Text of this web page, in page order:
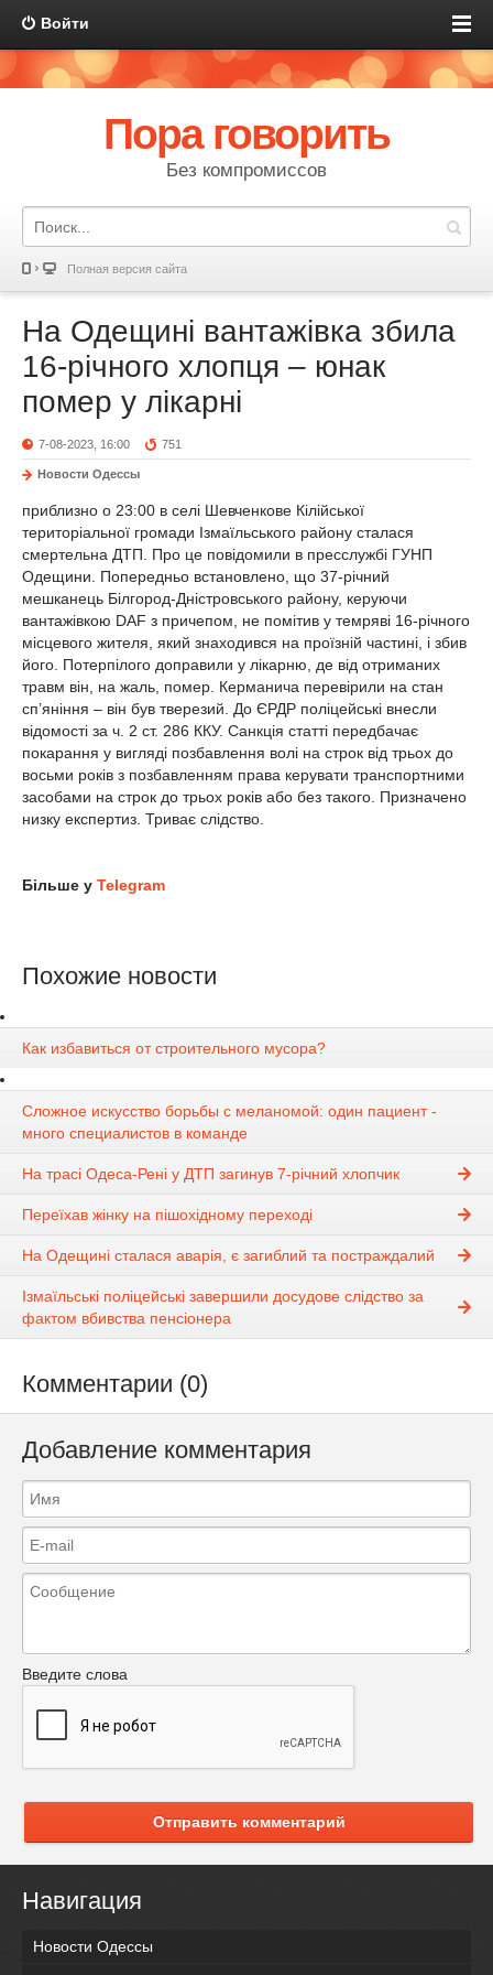
Войти
Пора говорить
Без компромиссов
Полная версия сайта
На Одещині вантажівка збила
16-річного хлопця – юнак
помер у лікарні
7-08-2023, 16:00 751
Новости Одессы
приблизно о 23:00 в селі Шевченкове Кілійської
територіальної громади Ізмаїльського району сталася
смертельна ДТП. Про це повідомили в пресслужбі ГУНП
Одещини. Попередньо встановлено, що 37-річний
мешканець Білгород-Дністровського району, керуючи
вантажівкою DAF з причепом, не помітив у темряві 16-річного
місцевого жителя, який знаходився на проїзній частині, і збив
його. Потерпілого доправили у лікарню, де від отриманих
травм він, на жаль, помер. Керманича перевірили на стан
сп’яніння – він був тверезий. До ЄРДР поліцейські внесли
відомості за ч. 2 ст. 286 ККУ. Санкція статті передбачає
покарання у вигляді позбавлення волі на строк від трьох до
восьми років з позбавленням права керувати транспортними
засобами на строк до трьох років або без такого. Призначено
низку експертиз. Триває слідство.
Більше у Telegram
Похожие новости
Как избавиться от строительного мусора?
Сложное искусство борьбы с меланомой: один пациент -
много специалистов в команде
На трасі Одеса-Рені у ДТП загинув 7-річний хлопчик
Переїхав жінку на пішохідному переході
На Одещині сталася аварія, є загиблий та постраждалий
Ізмаїльські поліцейські завершили досудове слідство за
фактом вбивства пенсіонера
Комментарии (0)
Добавление комментария
Введите слова
Отправить комментарий
Навигация
Новости Одессы